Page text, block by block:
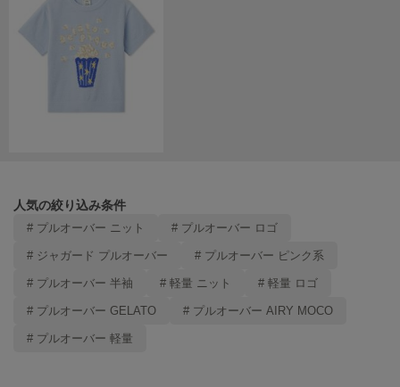
miies miim
ミーエスミーム
ミラオーウェン
MOIGE
ニューバランス
ネズ
NIKE
人気の絞り込み条件
# プルオーバー ニット # プルオーバー ロゴ
# ジャガード プルオーバー # プルオーバー ピンク系
# プルオーバー 半袖 # 軽量 ニット # 軽量 ロゴ
# プルオーバー GELATO # プルオーバー AIRY MOCO
# プルオーバー 軽量